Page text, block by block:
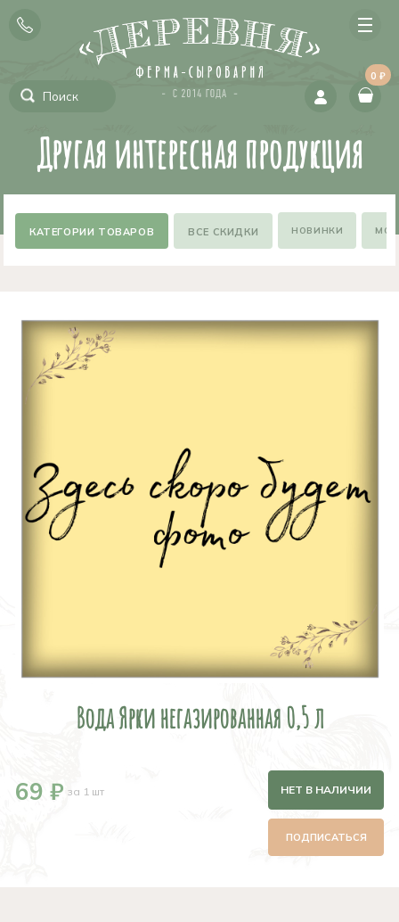
0 ₽
Другая интересная продукция
ВСЕ СКИДКИ НОВИНКИ
Вода Ярки негазированная 0,5 л
69 ₽ за 1 шт НЕТ В НАЛИЧИИ
ПОДПИСАТЬСЯ